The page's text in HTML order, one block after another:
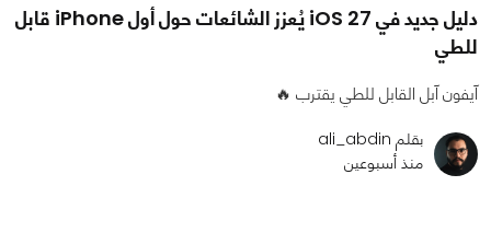
دليل جديد في iOS 27 يُعزز الشائعات حول أول iPhone قابل
للطي
آيفون آبل القابل للطي يقترب 🔥
بقلم ali_abdin
منذ أسبوعين